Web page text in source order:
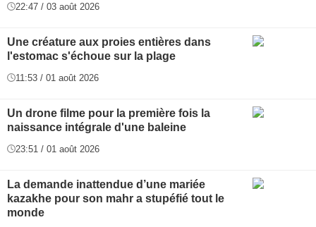
22:47 / 03 août 2026
Une créature aux proies entières dans
l'estomac s'échoue sur la plage
11:53 / 01 août 2026
Un drone filme pour la première fois la
naissance intégrale d'une baleine
23:51 / 01 août 2026
La demande inattendue d’une mariée
kazakhe pour son mahr a stupéfié tout le
monde